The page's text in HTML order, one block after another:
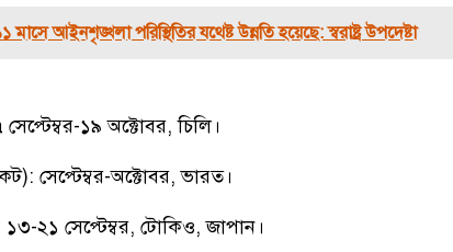
মাসে আইনশৃঙ্খলা পরিস্থিতির যথেষ্ট উন্নতি হয়েছে: স্বরাষ্ট্র উপদেষ্টা
১৯ অক্টোবর, চিলি।
সেপ্টেম্বর-অক্টোবর, ভারত।
১৩-২১ সেপ্টেম্বর, টোকিও, জাপান।